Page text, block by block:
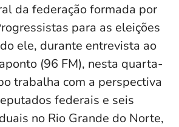
da federação formada por
para as eleições
ele, durante entrevista ao
(96 FM), nesta quarta-
trabalha com a perspectiva
federais e seis
no Rio Grande do Norte,